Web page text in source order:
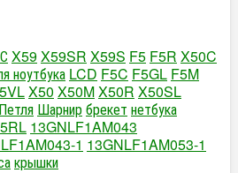
X59X59SR X59S F5 F5R X50C
ноутбука LCD F5C F5GL F5M
X50 X50MX50R X50SL
Петля Шарнирбрекет нетбука
13GNLF1AM043​
1 13GNLF1AM053-1​
крышки